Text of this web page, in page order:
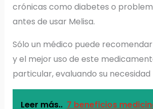
crónicas como diabetes o
antes de usar Melisa.
Sólo un médico puede
y el mejor uso de este
particular, evaluando su necesidad
Leer más.. 7 beneficios